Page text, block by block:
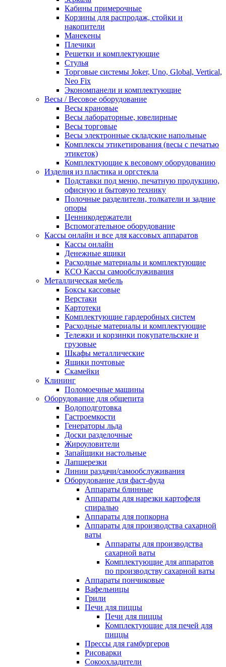
Кабины примерочные
Корзины для распродаж, стойки и
накопители
Манекены
Плечики
Решетки и комплектующие
Стулья
Торговые системы Joker, Uno, Global, Vertical,
Neo Fix
Экономпанели и комплектующие
Весы / Весовое оборудование
Весы крановые
Весы лабораторные, ювелирные
Весы торговые
Весы электронные складские напольные
Комплексы этикетирования (весы с печатью
этикеток)
Комплектующие к весовому оборудованию
Изделия из пластика и оргстекла
Подставки под меню, печатную продукцию,
офисную и бытовую технику
Полочные разделители, толкатели и задние
опоры
Ценникодержатели
Вспомогательное оборудование
Кассы онлайн и все для кассовых аппаратов
Кассы онлайн
Денежные ящики
Расходные материалы и комплектующие
КСО Кассы самообслуживания
Металлическая мебель
Боксы кассовые
Верстаки
Картотеки
Комплектующие гардеробных систем
Расходные материалы и комплектующие
Тележки и корзинки покупательские и
грузовые
Шкафы металлические
Ящики почтовые
Скамейки
Клининг
Поломоечные машины
Оборудование для общепита
Водоподготовка
Гастроемкости
Генераторы льда
Доски разделочные
Жироуловители
Запайщики настольные
Лапшерезки
Линии раздачи/самообслуживания
Оборудование для фаст-фуда
Аппараты блинные
Аппараты для нарезки картофеля
спиралью
Аппараты для попкорна
Аппараты для производства сахарной
ваты
Аппараты для производства
сахарной ваты
Комплектующие для аппаратов
по производству сахарной ваты
Аппараты пончиковые
Вафельницы
Грили
Печи для пиццы
Печи для пиццы
Комплектующие для печей для
пиццы
Прессы для гамбургеров
Рисоварки
Сокоохладители